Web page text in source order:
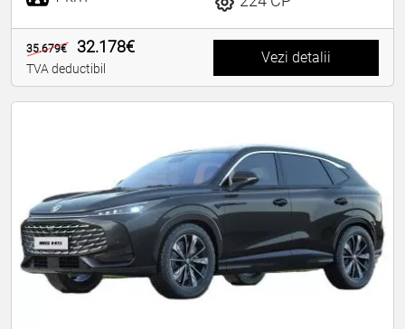
35.679€ 32.178€
TVA deductibil
Vezi detalii